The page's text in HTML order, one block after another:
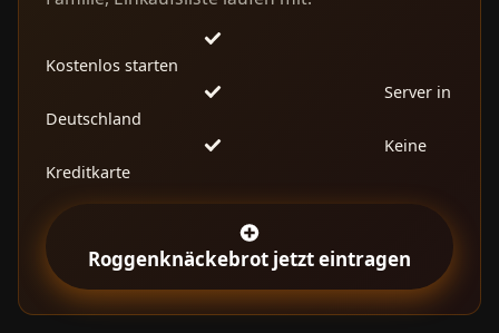
Kostenlos starten
Server in
Deutschland
Keine
Kreditkarte
Roggenknäckebrot jetzt eintragen